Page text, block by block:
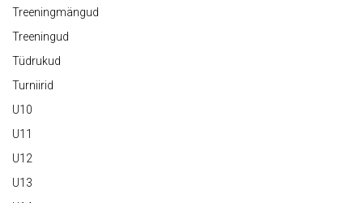
Treeningmängud
Treeningud
Tüdrukud
Turniirid
U10
U11
U12
U13